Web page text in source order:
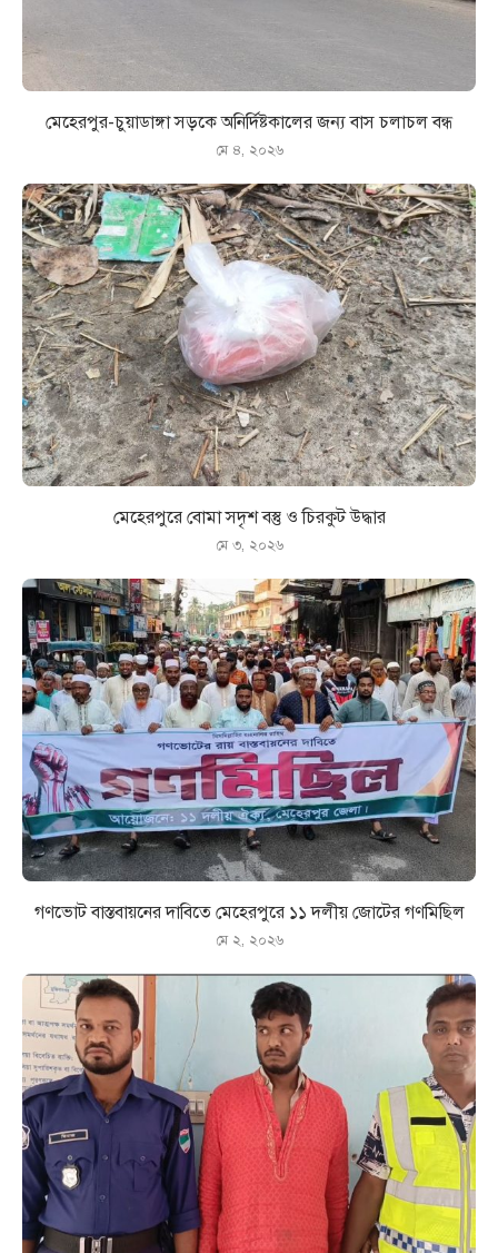
মেহেরপুর-চুয়াডাঙ্গা সড়কে অনির্দিষ্টকালের জন্য বাস চলাচল বন্ধ
মে ৪, ২০২৬
মেহেরপুরে বোমা সদৃশ বস্তু ও চিরকুট উদ্ধার
মে ৩, ২০২৬
গণভোট বাস্তবায়নের দাবিতে মেহেরপুরে ১১ দলীয় জোটের গণমিছিল
মে ২, ২০২৬